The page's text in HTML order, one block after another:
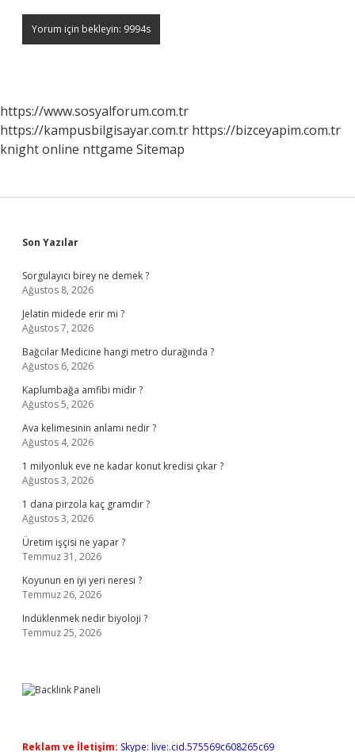
https://www.sosyalforum.com.tr
https://kampusbilgisayar.com.tr https://bizceyapim.com.tr
knight online nttgame Sitemap
Sidebar
Son Yazılar
Sorgulayıcı birey ne demek ?
Ağustos 8, 2026
Jelatin midede erir mi ?
Ağustos 7, 2026
Bağcılar Medicine hangi metro durağında ?
Ağustos 6, 2026
Kaplumbağa amfibi midir ?
Ağustos 5, 2026
Ava kelimesinin anlamı nedir ?
Ağustos 4, 2026
1 milyonluk eve ne kadar konut kredisi çıkar ?
Ağustos 3, 2026
1 dana pirzola kaç gramdır ?
Ağustos 3, 2026
Üretim işçisi ne yapar ?
Temmuz 31, 2026
Koyunun en iyi yeri neresi ?
Temmuz 26, 2026
Indüklenmek nedir biyoloji ?
Temmuz 25, 2026
Reklam ve İletişim: Skype: live:.cid.575569c608265c69